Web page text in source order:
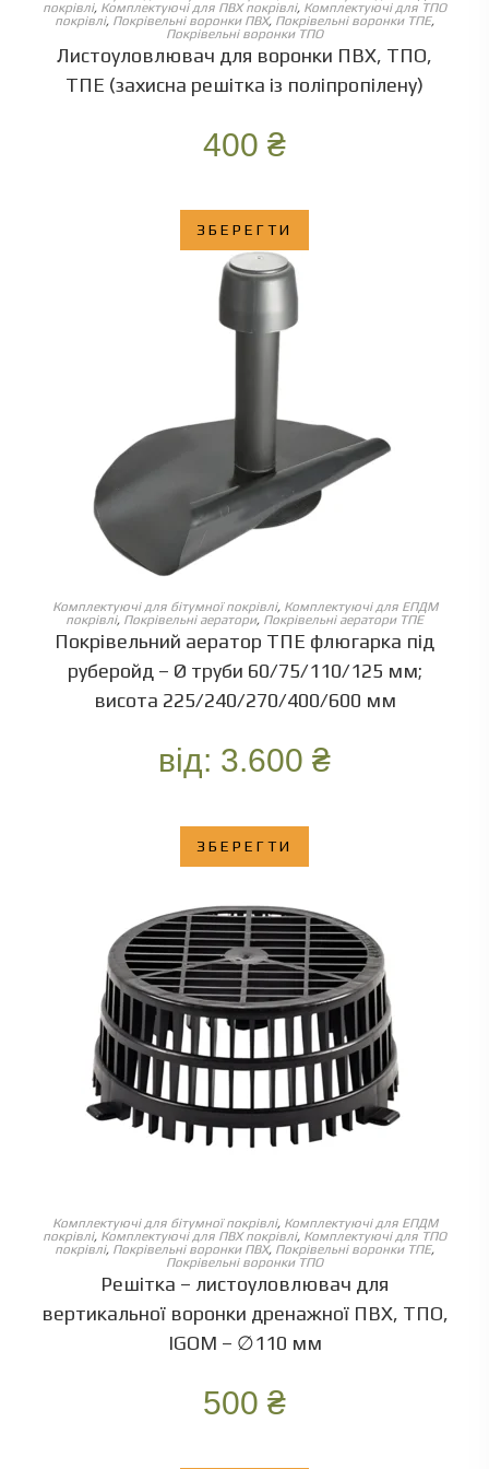
покрівлі, Комплектуючі для ПВХ покрівлі, Комплектуючі для ТПО
покрівлі, Покрівельні воронки ПВХ, Покрівельні воронки ТПЕ,
Покрівельні воронки ТПО
Листоуловлювач для воронки ПВХ, ТПО,
ТПЕ (захисна решітка із поліпропілену)
400 ₴
ЗБЕРЕГТИ
ОБЕРІТЬ ОПЦІЇ
Комплектуючі для бітумної покрівлі, Комплектуючі для ЕПДМ
покрівлі, Покрівельні аератори, Покрівельні аератори ТПЕ
Покрівельний аератор ТПЕ флюгарка під
руберойд – Ø труби 60/75/110/125 мм;
висота 225/240/270/400/600 мм
від: 3.600 ₴
ЗБЕРЕГТИ
ОБЕРІТЬ ОПЦІЇ
Комплектуючі для бітумної покрівлі, Комплектуючі для ЕПДМ
покрівлі, Комплектуючі для ПВХ покрівлі, Комплектуючі для ТПО
покрівлі, Покрівельні воронки ПВХ, Покрівельні воронки ТПЕ,
Покрівельні воронки ТПО
Решітка – листоуловлювач для
вертикальної воронки дренажної ПВХ, ТПО,
IGOM – ∅110 мм
500 ₴